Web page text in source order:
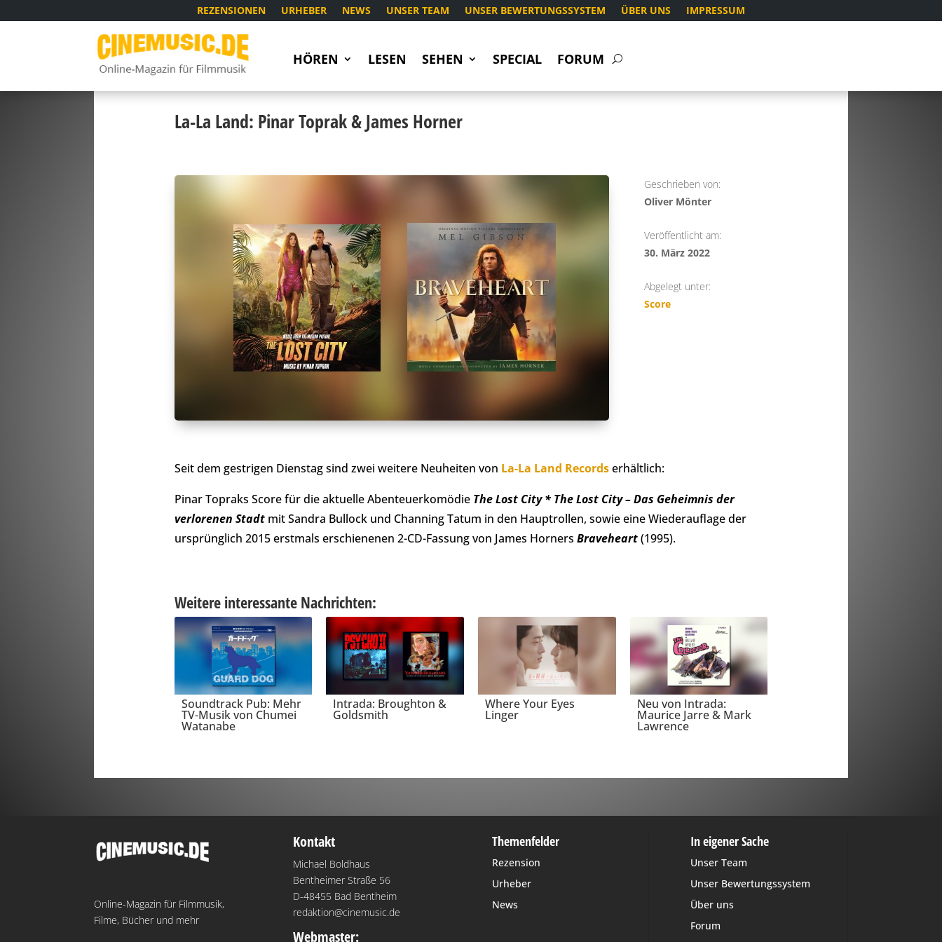
REZENSIONEN URHEBER NEWS UNSER TEAM UNSER BEWERTUNGSSYSTEM ÜBER UNS IMPRESSUM
HÖREN LESEN SEHEN SPECIAL FORUM
La-La Land: Pinar Toprak & James Horner
Geschrieben von:
Oliver Mönter
Veröffentlicht am:
30. März 2022
Abgelegt unter:
Score
Seit dem gestrigen Dienstag sind zwei weitere Neuheiten von La-La Land Recordserhältlich:
Pinar Topraks Score für die aktuelle Abenteuerkomödie The Lost City * The Lost City – Das Geheimnis der
verlorenen Stadtmit Sandra Bullock und Channing Tatum in den Hauptrollen, sowie eine Wiederauflage der
ursprünglich 2015 erstmals erschienenen 2-CD-Fassung von James Horners Braveheart(1995).
Weitere interessante Nachrichten:
Soundtrack Pub: Mehr
TV-Musik von Chumei
Watanabe
Intrada: Broughton &
Goldsmith
Where Your Eyes
Linger
Neu von Intrada:
Maurice Jarre & Mark
Lawrence
Online-Magazin für Filmmusik,
Filme, Bücher und mehr
Kontakt
Michael Boldhaus
Bentheimer Straße 56
D-48455 Bad Bentheim
redaktion@cinemusic.de
Webmaster:
Themenfelder
Rezension
Urheber
News
In eigener Sache
Unser Team
Unser Bewertungssystem
Über uns
Forum